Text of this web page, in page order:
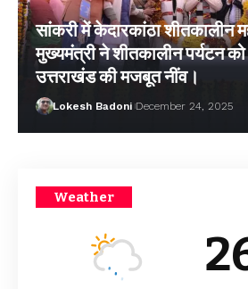
सांकरी में केदारकांठा शीतकालीन
मुख्यमंत्री ने शीतकालीन पर्यटन को
उत्तराखंड की मजबूत नींव।
Lokesh Badoni December 24, 2025
Weather